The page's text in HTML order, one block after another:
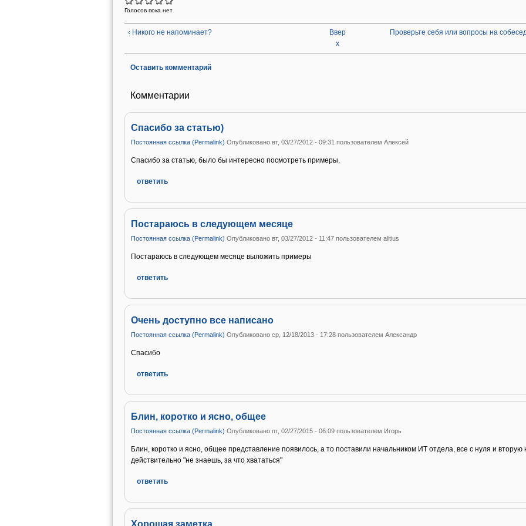
Голосов пока нет
‹ Никого не напоминает?
Ввер
х
Проверьте себя или вопросы на
Оставить комментарий
Комментарии
Спасибо за статью)
Постоянная ссылка (Permalink) Опубликовано вт, 03/27/2012 - 09:31 пользователем Алексей
Спасибо за статью, было бы интересно посмотреть примеры.
ответить
Постараюсь в следующем месяце
Постоянная ссылка (Permalink) Опубликовано вт, 03/27/2012 - 11:47 пользователем alitius
Постараюсь в следующем месяце выложить примеры
ответить
Очень доступно все написано
Постоянная ссылка (Permalink) Опубликовано ср, 12/18/2013 - 17:28 пользователем Александр
Спасибо
ответить
Блин, коротко и ясно, общее
Постоянная ссылка (Permalink) Опубликовано пт, 02/27/2015 - 06:09 пользователем Игорь
Блин, коротко и ясно, общее представление появилось, а то поставили начальником ИТ отдела, все с нуля и
действительно "не знаешь, за что хвататься"
ответить
Хорошая заметка